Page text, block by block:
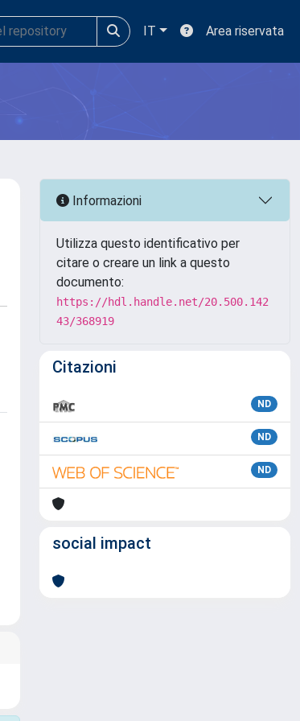
IT Area riservata
Informazioni
Utilizza questo identificativo per
citare o creare un link a questo
documento:
https://hdl.handle.net/20.500.142
43/368919
Citazioni
ND
ND
ND
social impact